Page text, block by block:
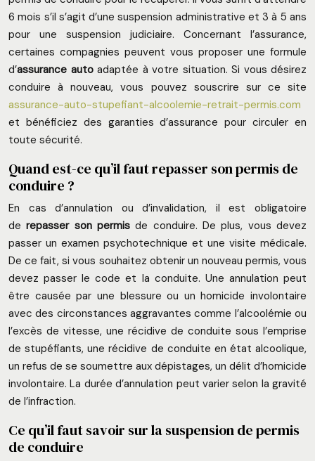
6 mois s’il s’agit d’une suspension administrative et 3 à 5 ans
pour une suspension judiciaire. Concernant l’assurance,
certaines compagnies peuvent vous proposer une formule
d’assurance autoadaptée à votre situation. Si vous désirez
conduire à nouveau, vous pouvez souscrire sur ce site
assurance-auto-stupefiant-alcoolemie-retrait-permis.com
et bénéficiez des garanties d’assurance pour circuler en
toute sécurité.
Quand est-ce qu’il faut repasser son permis de
conduire ?
En cas d’annulation ou d’invalidation, il est obligatoire
derepasser son permisde conduire. De plus, vous devez
passer un examen psychotechnique et une visite médicale.
De ce fait, si vous souhaitez obtenir un nouveau permis, vous
devez passer le code et la conduite. Une annulation peut
être causée par une blessure ou un homicide involontaire
avec des circonstances aggravantes comme l’alcoolémie ou
l’excès de vitesse, une récidive de conduite sous l’emprise
de stupéfiants, une récidive de conduite en état alcoolique,
un refus de se soumettre aux dépistages, un délit d’homicide
involontaire. La durée d’annulation peut varier selon la gravité
de l’infraction.
Ce qu’il faut savoir sur la suspension de permis
de conduire